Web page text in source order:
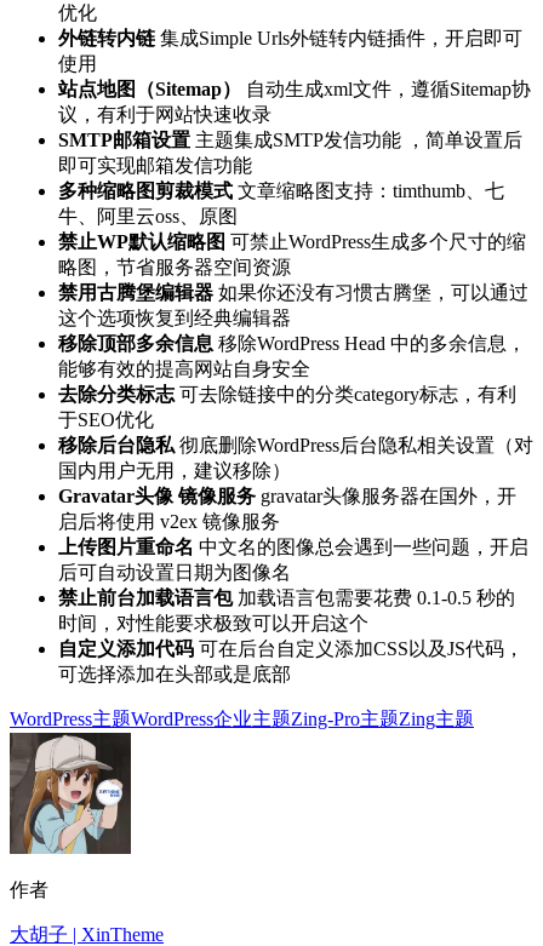
优化
外链转内链 集成Simple Urls外链转内链插件，开启即可
使用
站点地图（Sitemap）
自动生成xml文件，遵循Sitemap协
议，有利于网站快速收录
SMTP邮箱设置 主题集成SMTP发信功能 ，简单设置后
即可实现邮箱发信功能
多种缩略图剪裁模式 文章缩略图支持：timthumb、七
牛、阿里云oss、原图
禁止WP默认缩略图 可禁止WordPress生成多个尺寸的缩
略图，节省服务器空间资源
禁用古腾堡编辑器 如果你还没有习惯古腾堡，可以通过
这个选项恢复到经典编辑器
移除顶部多余信息 移除WordPress Head 中的多余信息，
能够有效的提高网站自身安全
去除分类标志 可去除链接中的分类category标志，有利
于SEO优化
移除后台隐私 彻底删除WordPress后台隐私相关设置（对
国内用户无用，建议移除）
Gravatar头像 镜像服务 gravatar头像服务器在国外，开
启后将使用 v2ex 镜像服务
上传图片重命名 中文名的图像总会遇到一些问题，开启
后可自动设置日期为图像名
禁止前台加载语言包加载语言包需要花费 0.1-0.5 秒的
时间，对性能要求极致可以开启这个
自定义添加代码 可在后台自定义添加CSS以及JS代码，
可选择添加在头部或是底部
WordPress主题WordPress企业主题Zing-Pro主题Zing主题
作者
大胡子 | XinTheme